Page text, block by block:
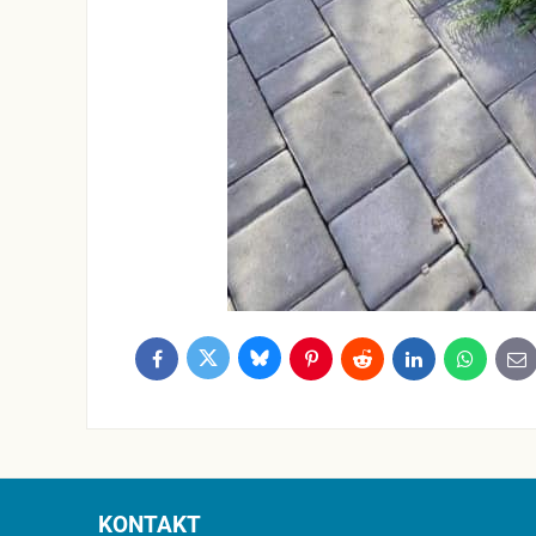
FacebookTwitter BlueskyPinterestReddit LinkedInWhatsApp
E-
KONTAKT